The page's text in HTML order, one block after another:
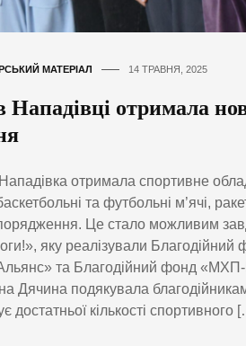
МАТЕРІАЛ 14 ТРАВНЯ, 2025
Нападівці отримала
Нападівка отримала спортивне
та футбольні м’ячі,
Це стало можливим
яку реалізували
та Благодійний фонд «МХП-
Дячина подякувала
достатньої кількості спортивного